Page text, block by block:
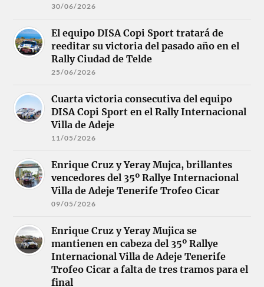
30/06/2026
El equipo DISA Copi Sport tratará de
reeditar su victoria del pasado año en el
Rally Ciudad de Telde
25/06/2026
Cuarta victoria consecutiva del equipo
DISA Copi Sport en el Rally Internacional
Villa de Adeje
11/05/2026
Enrique Cruz y Yeray Mujca, brillantes
vencedores del 35º Rallye Internacional
Villa de Adeje Tenerife Trofeo Cicar
09/05/2026
Enrique Cruz y Yeray Mujica se
mantienen en cabeza del 35º Rallye
Internacional Villa de Adeje Tenerife
Trofeo Cicar a falta de tres tramos para el
final